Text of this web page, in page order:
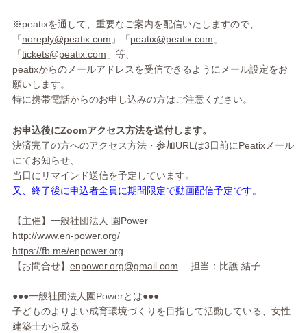
※peatixを通して、重要なご案内を配信いたしますので、
「 noreply@peatix.com 」「 peatix@peatix.com 」
「 tickets@peatix.com 」 等、
peatixからのメールアドレスを受信できるようにメール設定をお
願いします。
特に携帯電話からのお申し込みの方はご注意ください。
お申込後にZoomアクセス方法を送付します。
決済完了の方へのアクセス方法・ 参加URLは3日前にPeatixメール
にてお知らせ、
当日にリマインド送信を予定しています。
又、終了後に申込者全員に期間限定で動画配信予定です。
【主催】一般社団法人 園Power
http://www.en-power.org/
https://fb.me/enpower.org
【お問合せ】 enpower.org@gmail.com 担当：比護 結子
●●●一般社団法人園Powerとは●●●
子どものよりよい成育環境づくりを目指して活動している、女性
建築士から成る